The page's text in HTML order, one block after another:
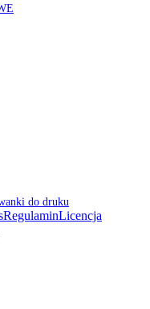
do druku
RegulaminLicencja